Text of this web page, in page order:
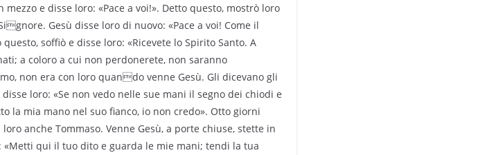
e disse loro: «Pace a voi!». Detto questo, mostrò loro
Gesù disse loro di nuovo: «Pace a voi! Come il
soffiò e disse loro: «Ricevete lo Spirito Santo. A
a coloro a cui non perdonerete, non saranno
non era con loro quando venne Gesù. Gli dicevano gli
loro: «Se non vedo nelle sue mani il segno dei chiodi e
la mia mano nel suo fianco, io non credo». Otto giorni
anche Tommaso. Venne Gesù, a porte chiuse, stette in
«Metti qui il tuo dito e guarda le mie mani; tendi la tua